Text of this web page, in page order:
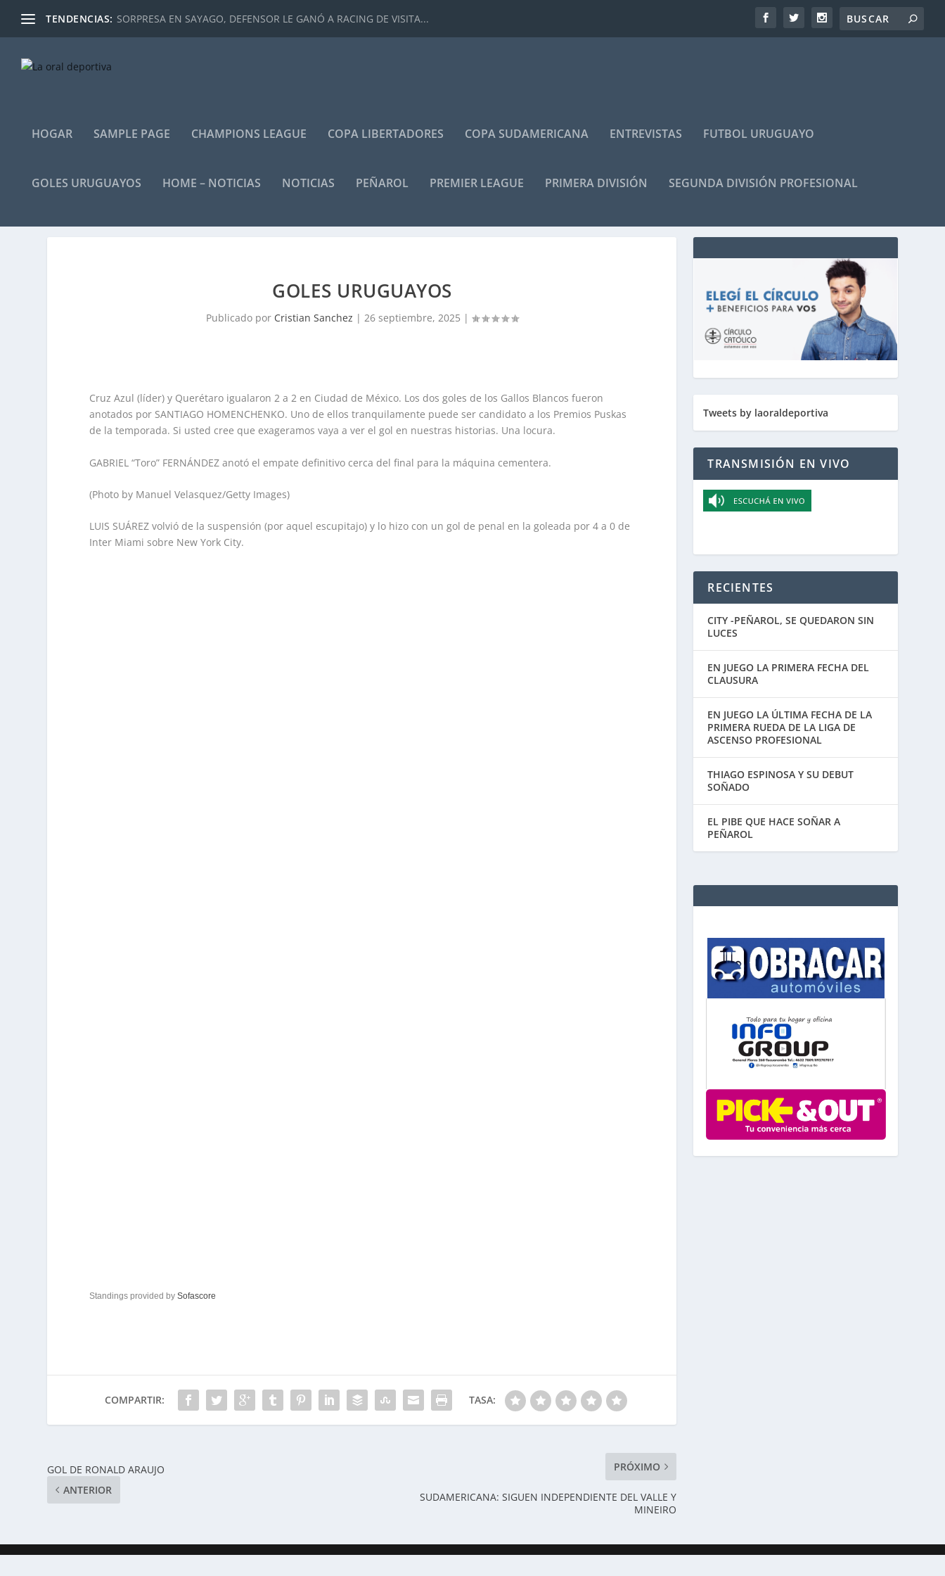
TENDENCIAS: SORPRESA EN SAYAGO, DEFENSOR LE GANÓ A RACING DE VISITA...
HOGAR SAMPLE PAGE CHAMPIONS LEAGUE COPA LIBERTADORES COPA SUDAMERICANA ENTREVISTAS FUTBOL URUGUAYO
GOLES URUGUAYOS HOME – NOTICIAS NOTICIAS PEÑAROL PREMIER LEAGUE PRIMERA DIVISIÓN SEGUNDA DIVISIÓN PROFESIONAL
GOLES URUGUAYOS
Publicado por Cristian Sanchez | 26 septiembre, 2025 |
Cruz Azul (líder) y Querétaro igualaron 2 a 2 en Ciudad de México. Los dos goles de los Gallos Blancos fueron
anotados por SANTIAGO HOMENCHENKO. Uno de ellos tranquilamente puede ser candidato a los Premios Puskas
de la temporada. Si usted cree que exageramos vaya a ver el gol en nuestras historias. Una locura.
GABRIEL “Toro” FERNÁNDEZ anotó el empate definitivo cerca del final para la máquina cementera.
(Photo by Manuel Velasquez/Getty Images)
LUIS SUÁREZ volvió de la suspensión (por aquel escupitajo) y lo hizo con un gol de penal en la goleada por 4 a 0 de
Inter Miami sobre New York City.
Standings provided bySofascore
COMPARTIR: TASA:
GOL DE RONALD ARAUJO
ANTERIOR
PRÓXIMO
SUDAMERICANA: SIGUEN INDEPENDIENTE DEL VALLE Y
MINEIRO
Tweets by laoraldeportiva
TRANSMISIÓN EN VIVO
RECIENTES
CITY -PEÑAROL, SE QUEDARON SIN
LUCES
EN JUEGO LA PRIMERA FECHA DEL
CLAUSURA
EN JUEGO LA ÚLTIMA FECHA DE LA
PRIMERA RUEDA DE LA LIGA DE
ASCENSO PROFESIONAL
THIAGO ESPINOSA Y SU DEBUT
SOÑADO
EL PIBE QUE HACE SOÑAR A
PEÑAROL